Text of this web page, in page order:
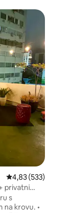
Prosječna ocjena:
4,83 (533)
privatni
s
krovu. •